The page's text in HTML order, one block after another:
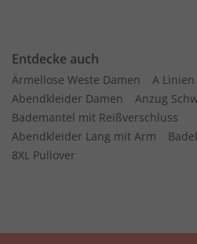
Entdecke auch
Ärmellose Weste Damen
A
Abendkleider Damen
Anzug
Bademantel mit Reißverschluss
Abendkleider Lang mit Arm
8XL Pullover